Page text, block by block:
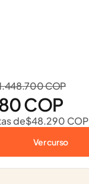
COP
COP
de$48.290 COP
Ver curso